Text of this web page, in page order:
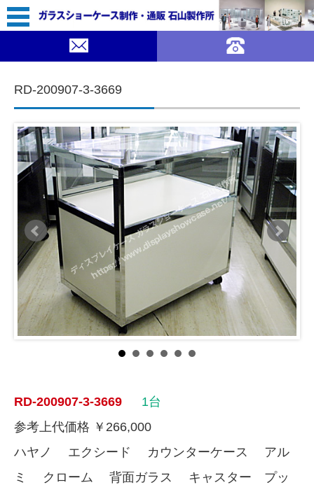
RD-200907-3-3669
RD-200907-3-3669
1台
参考上代価格 ￥266,000
ハヤノ エクシード カウンターケース アル
ミ クローム 背面ガラス キャスター プッ